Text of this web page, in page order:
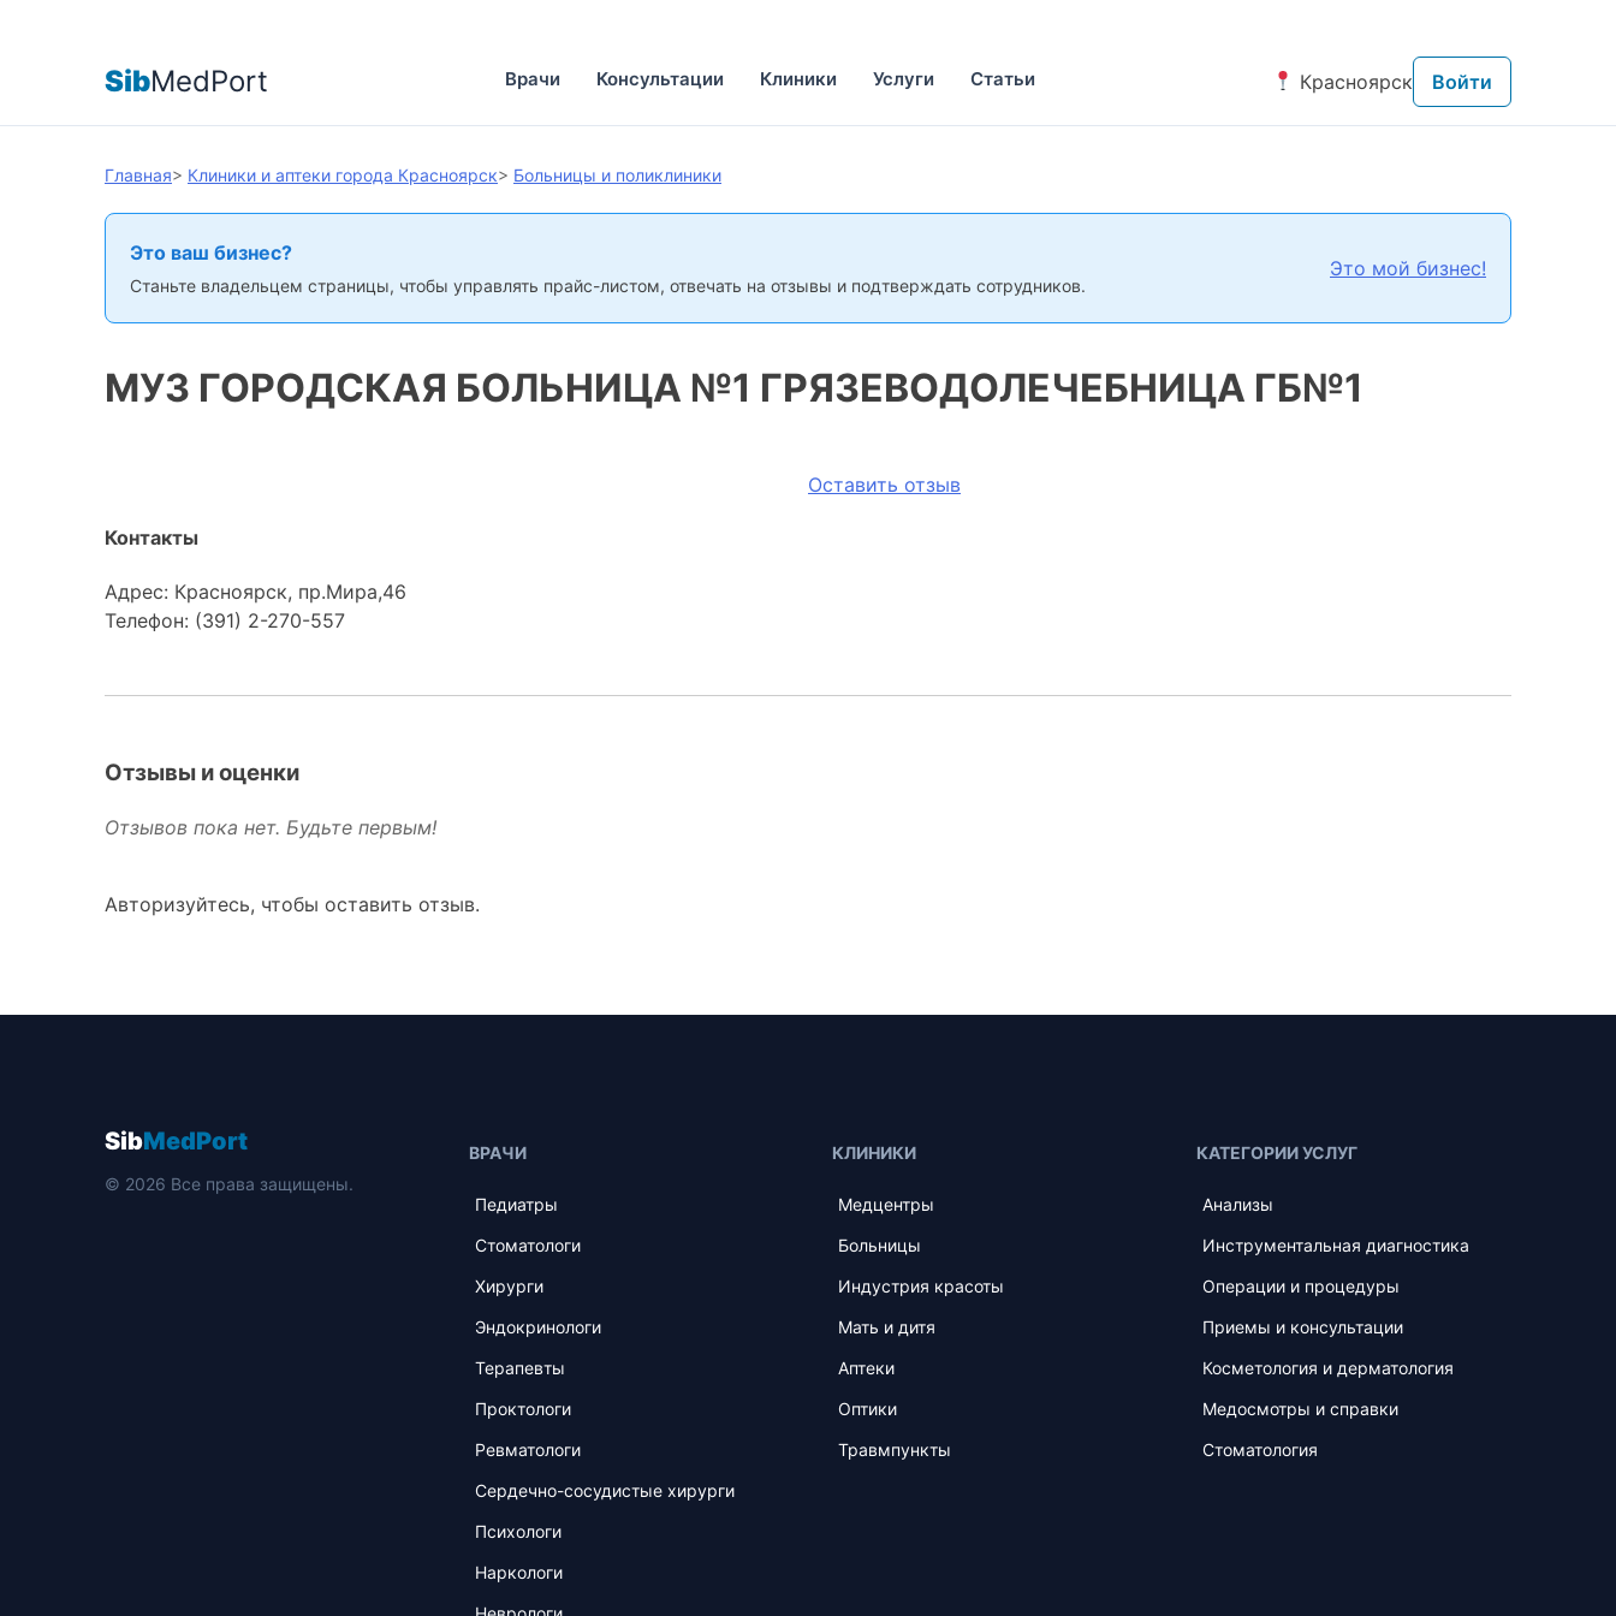
SibMedPort Врачи Консультации Клиники Услуги Статьи Красноярск Войти
Главная> Клиники и аптеки города Красноярск> Больницы и поликлиники
Это ваш бизнес?
Станьте владельцем страницы, чтобы управлять прайс-листом, отвечать на отзывы и подтверждать сотрудников.
Это мой бизнес!
МУЗ ГОРОДСКАЯ БОЛЬНИЦА №1 ГРЯЗЕВОДОЛЕЧЕБНИЦА ГБ№1
Оставить отзыв
Контакты
Адрес: Красноярск, пр.Мира,46
Телефон: (391) 2-270-557
Отзывы и оценки
Отзывов пока нет. Будьте первым!
Авторизуйтесь, чтобы оставить отзыв.
SibMedPort
© 2026 Все права защищены.
ВРАЧИ
Педиатры
Стоматологи
Хирурги
Эндокринологи
Терапевты
Проктологи
Ревматологи
Сердечно-сосудистые хирурги
Психологи
Наркологи
КЛИНИКИ
Медцентры
Больницы
Индустрия красоты
Мать и дитя
Аптеки
Оптики
Травмпункты
КАТЕГОРИИ УСЛУГ
Анализы
Инструментальная диагностика
Операции и процедуры
Приемы и консультации
Косметология и дерматология
Медосмотры и справки
Стоматология